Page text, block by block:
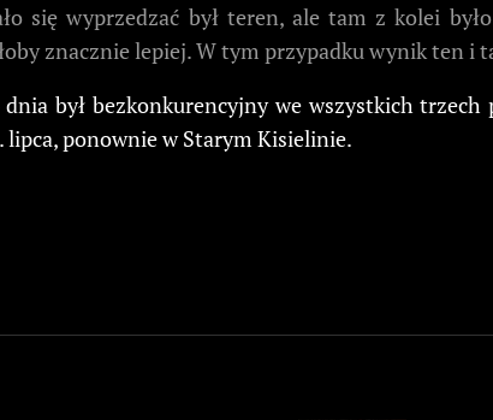
się wyprzedzać był teren, ale tam z kolei
znacznie lepiej. W tym przypadku wynik ten i
był bezkonkurencyjny we wszystkich trzech
lipca, ponownie w Starym Kisielinie.